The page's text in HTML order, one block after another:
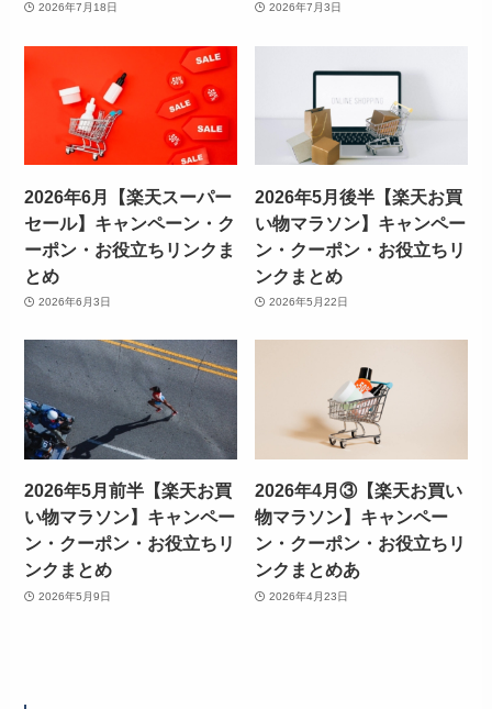
2026年7月18日 2026年7月3日
2026年6月【楽天スーパー
セール】キャンペーン・ク
ーポン・お役立ちリンクま
とめ
2026年6月3日
2026年5月後半【楽天お買
い物マラソン】キャンペー
ン・クーポン・お役立ちリ
ンクまとめ
2026年5月22日
2026年5月前半【楽天お買
い物マラソン】キャンペー
ン・クーポン・お役立ちリ
ンクまとめ
2026年5月9日
2026年4月③【楽天お買い
物マラソン】キャンペー
ン・クーポン・お役立ちリ
ンクまとめあ
2026年4月23日